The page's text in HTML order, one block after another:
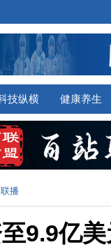
技纵横 健康养生
播
9.9亿